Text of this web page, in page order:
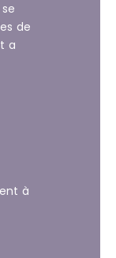
de
a
à